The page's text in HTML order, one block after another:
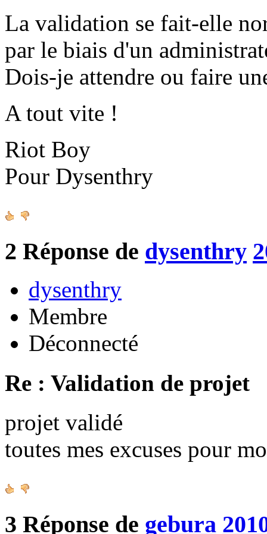
La validation se fait-elle
par le biais d'un
Dois-je attendre ou faire
A tout vite !
Riot Boy
Pour Dysenthry
2 Réponse de dysenthry
dysenthry
Membre
Déconnecté
Re : Validation de projet
projet validé
toutes mes excuses pour
3 Réponse de gebura